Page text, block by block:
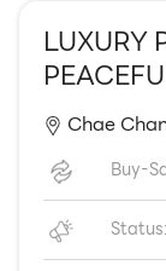
LUXURY
Chae
Buy-
Status: